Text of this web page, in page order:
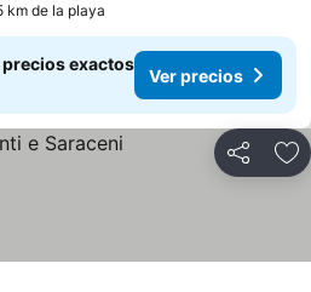
km de la playa
exactos
Ver precios
Compartir